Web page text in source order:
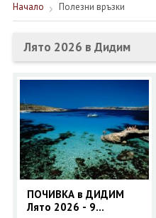
КРУИЗИ
ЕКЗОТИКА
ЕКСКУРЗИИ
ОЩЕ
ЗА НАС
ФИРМЕНИ ДОКУМЕНТИ
0700 144 34
Начало Полезни връзки
Лято 2026 в Дидим
ПОЧИВКА в ДИДИМ
Лято 2026 - 9